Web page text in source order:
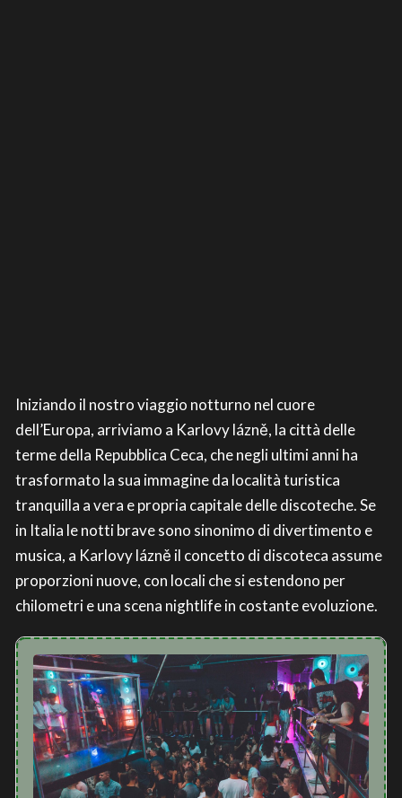
Iniziando il nostro viaggio notturno nel cuore
dell’Europa, arriviamo a Karlovy lázně, la città delle
terme della Repubblica Ceca, che negli ultimi anni ha
trasformato la sua immagine da località turistica
tranquilla a vera e propria capitale delle discoteche. Se
in Italia le notti brave sono sinonimo di divertimento e
musica, a Karlovy lázně il concetto di discoteca assume
proporzioni nuove, con locali che si estendono per
chilometri e una scena nightlife in costante evoluzione.